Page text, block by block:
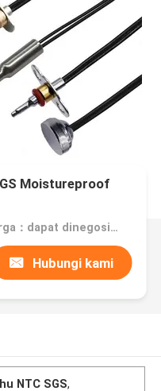
Moistureproof
Harga：dapat dinegosiasikan
Hubungi kami
NTC SGS,